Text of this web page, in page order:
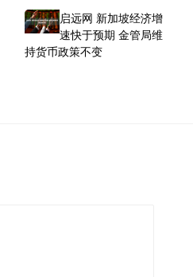
启远网 新加坡经济增
速快于预期 金管局维
持货币政策不变